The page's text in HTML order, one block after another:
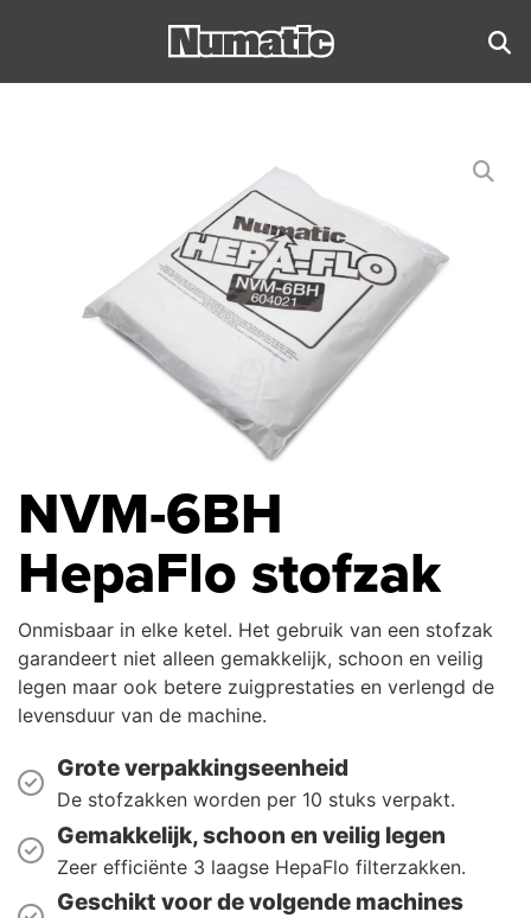
NVM-6BH
HepaFlo stofzak
Onmisbaar in elke ketel. Het gebruik van een stofzak
garandeert niet alleen gemakkelijk, schoon en veilig
legen maar ook betere zuigprestaties en verlengd de
levensduur van de machine.
Grote verpakkingseenheid
De stofzakken worden per 10 stuks verpakt.
Gemakkelijk, schoon en veilig legen
Zeer efficiënte 3 laagse HepaFlo filterzakken.
Geschikt voor de volgende machines